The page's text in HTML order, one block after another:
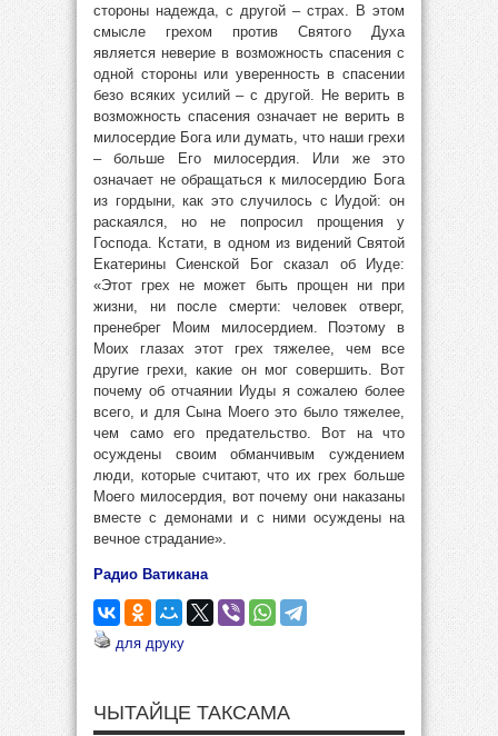
стороны надежда, с другой – страх. В этом
смысле грехом против Святого Духа
является неверие в возможность спасения с
одной стороны или уверенность в спасении
безо всяких усилий – с другой. Не верить в
возможность спасения означает не верить в
милосердие Бога или думать, что наши грехи
– больше Его милосердия. Или же это
означает не обращаться к милосердию Бога
из гордыни, как это случилось с Иудой: он
раскаялся, но не попросил прощения у
Господа. Кстати, в одном из видений Святой
Екатерины Сиенской Бог сказал об Иуде:
«Этот грех не может быть прощен ни при
жизни, ни после смерти: человек отверг,
пренебрег Моим милосердием. Поэтому в
Моих глазах этот грех тяжелее, чем все
другие грехи, какие он мог совершить. Вот
почему об отчаянии Иуды я сожалею более
всего, и для Сына Моего это было тяжелее,
чем само его предательство. Вот на что
осуждены своим обманчивым суждением
люди, которые считают, что их грех больше
Моего милосердия, вот почему они наказаны
вместе с демонами и с ними осуждены на
вечное страдание».
Радио Ватикана
для друку
ЧЫТАЙЦЕ ТАКСАМА